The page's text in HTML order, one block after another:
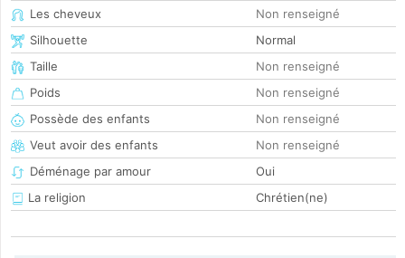
Les cheveux
Non renseigné
Silhouette
Normal
Taille
Non renseigné
Poids
Non renseigné
Possède des enfants
Non renseigné
Veut avoir des enfants
Non renseigné
Déménage par amour
Oui
La religion
Chrétien(ne)